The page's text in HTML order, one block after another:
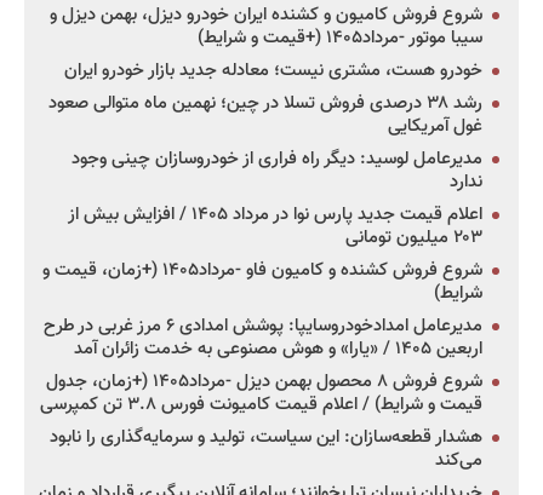
شروع فروش کامیون و کشنده ایران خودرو دیزل، بهمن دیزل و
سیبا موتور -مرداد۱۴۰۵ (+قیمت و شرایط)
خودرو هست، مشتری نیست؛ معادله جدید بازار خودرو ایران
رشد ۳۸ درصدی فروش تسلا در چین؛ نهمین ماه متوالی صعود
غول آمریکایی
مدیرعامل لوسید: دیگر راه فراری از خودروسازان چینی وجود
ندارد
اعلام قیمت جدید پارس نوا در مرداد ۱۴۰۵ / افزایش بیش از
۲۰۳ میلیون تومانی
شروع فروش کشنده و کامیون فاو -مرداد۱۴۰۵ (+زمان، قیمت و
شرایط)
مدیرعامل امدادخودروسایپا: پوشش امدادی ۶ مرز غربی در طرح
اربعین ۱۴۰۵ / «یارا» و هوش مصنوعی به خدمت زائران آمد
شروع فروش ۸ محصول بهمن دیزل -مرداد۱۴۰۵ (+زمان، جدول
قیمت و شرایط) / اعلام قیمت کامیونت فورس ۳.۸ تن کمپرسی
هشدار قطعه‌سازان: این سیاست، تولید و سرمایه‌گذاری را نابود
می‌کند